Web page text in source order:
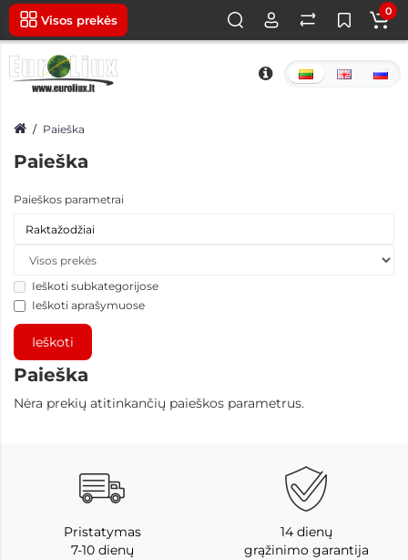
Visos prekės
0
Paieška
Paieška
Paieškos parametrai
Ieškoti subkategorijose
Ieškoti aprašymuose
Paieška
Nėra prekių atitinkančių paieškos parametrus.
Pristatymas
7-10 dienų
14 dienų
grąžinimo garantija